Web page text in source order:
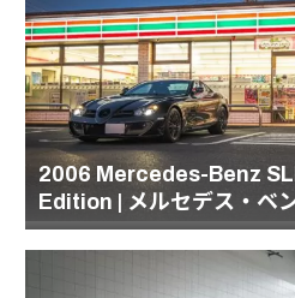
2006 Mercedes-Benz
Edition | メルセデス・ベ
レン・エディション